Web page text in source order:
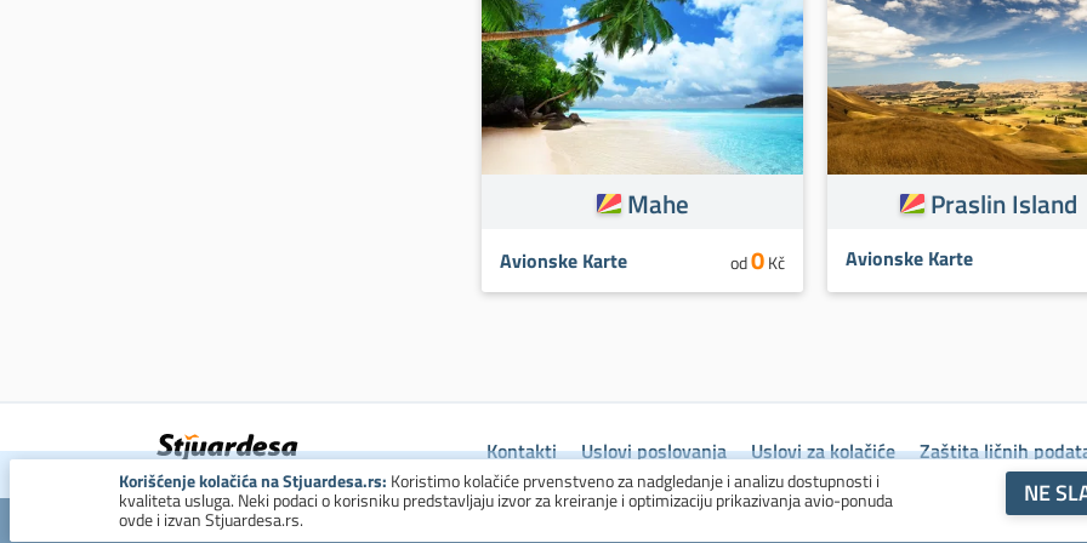
Mahe
Avionske Karte od0Kč
Praslin Island
Avionske Karte
Kontakti Uslovi poslovanja Uslovi za kolačiće Zaštita ličnih
Korišćenje kolačića na Stjuardesa.rs: Koristimo kolačiće prvenstveno za nadgledanje i analizu dostupnosti i
kvaliteta usluga. Neki podaci o korisniku predstavljaju izvor za kreiranje i optimizaciju prikazivanja avio-ponuda
ovde i izvan Stjuardesa.rs.
NE